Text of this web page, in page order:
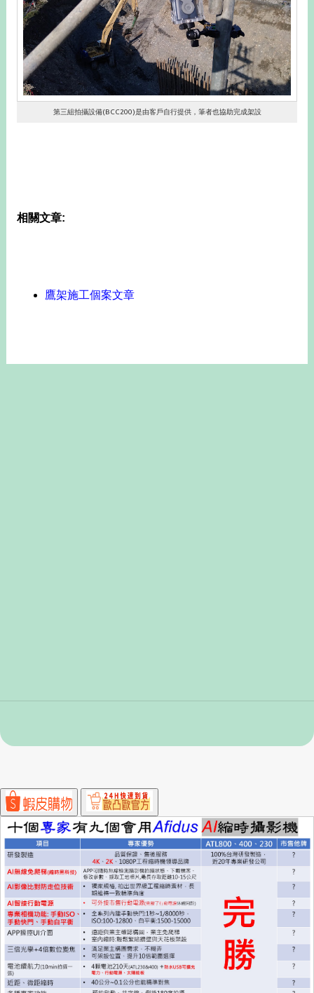
第三組拍攝設備(BCC200)是由客戶自行提供，筆者也協助完成架設
相關文章:
鷹架施工個案文章